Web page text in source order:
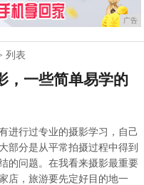
广告
列表
，一些简单易学的
进行过专业的摄影学习，自己
部分是从平常拍摄过程中得到
的问题。在我看来摄影最重要
店，旅游要先定好目的地一